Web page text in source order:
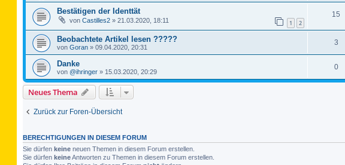
Bestätigen der Identtät
von Castilles2 » 21.03.2020, 18:11 1 2
15
Beobachtete Artikel lesen ?????
von Goran » 09.04.2020, 20:31
3
Danke
von @ihringer » 15.03.2020, 20:29
0
Neues Thema
Zurück zur Foren-Übersicht
BERECHTIGUNGEN IN DIESEM FORUM
Sie dürfen keine neuen Themen in diesem Forum erstellen.
Sie dürfen keineAntworten zu Themen in diesem Forum erstellen.